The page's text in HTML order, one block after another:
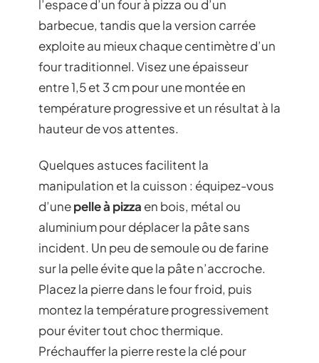
l’espace d’un four à pizza ou d’un
barbecue, tandis que la version carrée
exploite au mieux chaque centimètre d’un
four traditionnel. Visez une épaisseur
entre 1,5 et 3 cm pour une montée en
température progressive et un résultat à la
hauteur de vos attentes.
Quelques astuces facilitent la
manipulation et la cuisson : équipez-vous
d’unepelle à pizza en bois, métal ou
aluminium pour déplacer la pâte sans
incident. Un peu de semoule ou de farine
sur la pelle évite que la pâte n’accroche.
Placez la pierre dans le four froid, puis
montez la température progressivement
pour éviter tout choc thermique.
Préchauffer la pierre reste la clé pour